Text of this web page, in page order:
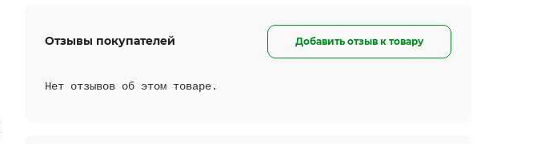
Отзывы покупателей Добавить отзыв к товару
Нет отзывов об этом товаре.